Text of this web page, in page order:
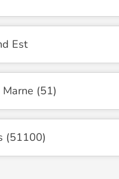
Est
(51)
(51100)